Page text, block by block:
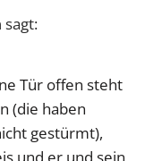
sagt:
Tür offen steht
(die haben
gestürmt),
und er und sein